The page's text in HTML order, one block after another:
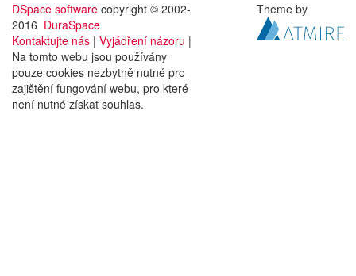
DSpace software copyright © 2002-
2016 DuraSpace
Kontaktujte nás | Vyjádření názoru |
Na tomto webu jsou používány
pouze cookies nezbytně nutné pro
zajištění fungování webu, pro které
není nutné získat souhlas.
Theme by